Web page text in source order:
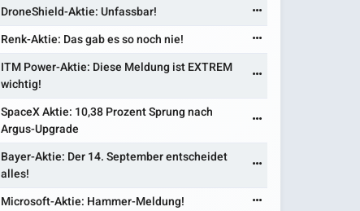
DroneShield-Aktie: Unfassbar!
Renk-Aktie: Das gab es so noch nie!
ITM Power-Aktie: Diese Meldung ist EXTREM
wichtig!
SpaceX Aktie: 10,38 Prozent Sprung nach
Argus-Upgrade
Bayer-Aktie: Der 14. September entscheidet
alles!
Microsoft-Aktie: Hammer-Meldung!